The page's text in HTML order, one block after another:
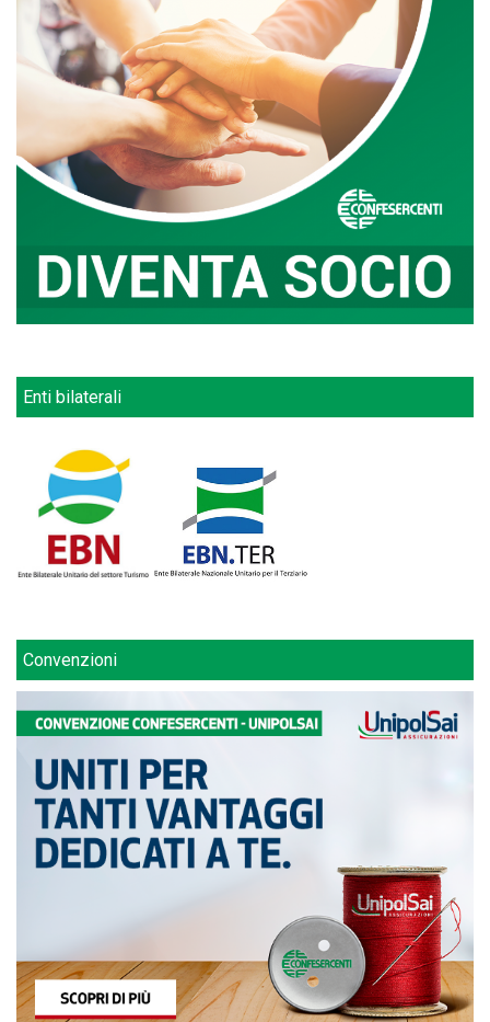
Enti bilaterali
Convenzioni